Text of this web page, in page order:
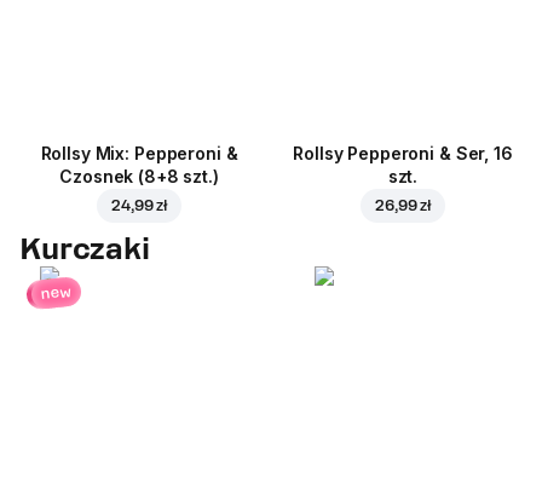
Rollsy Mix: Pepperoni &
Czosnek (8+8 szt.)
24,99 zł
Rollsy Pepperoni & Ser, 16
szt.
26,99 zł
Kurczaki
new